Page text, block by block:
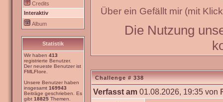
Credits
Interaktiv
Album
Statistik
Wir haben 413
registrierte Benutzer.
Der neueste Benutzer ist
FMLFlore
Unsere Benutzer haben
insgesamt 169943
Beiträge geschrieben. Es
gibt 18825 Themen.
Über ein Gefällt mir (mit
Die Nutzung
Challenge # 338
Verfasst am 01.08.2026, 19:35 von